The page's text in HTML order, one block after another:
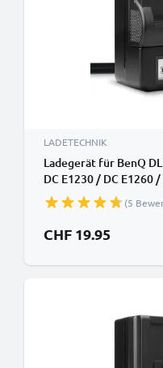
LADETECHNIK
Ladegerät für BenQ
DC E1230 / DC E1260
Kamera-Akkus von
(5
CHF 19.95